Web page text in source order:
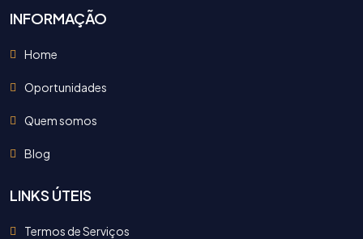
INFORMAÇÃO
Home
Oportunidades
Quem somos
Blog
LINKS ÚTEIS
Termos de Serviços